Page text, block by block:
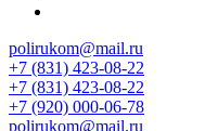
polirukom@mail.ru
+7 (831) 423-08-22
+7 (831) 423-08-22
+7 (920) 000-06-78
polirukom@mail.ru